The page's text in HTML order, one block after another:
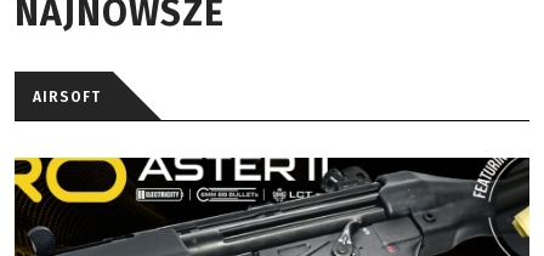
NAJNOWSZE
AIRSOFT